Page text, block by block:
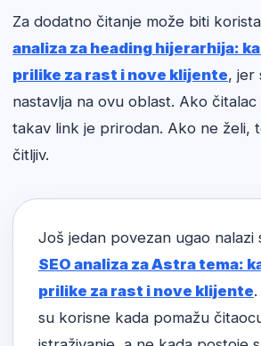
Za dodatno čitanje može biti
analiza za heading hijerarhija:
prilike za rast i nove klijente, jer
nastavlja na ovu oblast. Ako čitalac
takav link je prirodan. Ako ne želi,
čitljiv.
Još jedan povezan ugao nalazi
SEO analiza za Astra tema:
prilike za rast i nove klijente
su korisne kada pomažu